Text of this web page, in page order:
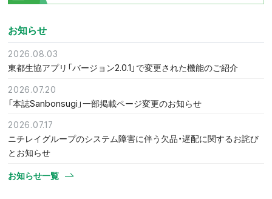
お知らせ
2026.08.03
東都生協アプリ「バージョン2.0.1」で変更された機能のご紹介
2026.07.20
「本誌Sanbonsugi」一部掲載ページ変更のお知らせ
2026.07.17
ニチレイグループのシステム障害に伴う欠品・遅配に関するお詫び
とお知らせ
お知らせ一覧